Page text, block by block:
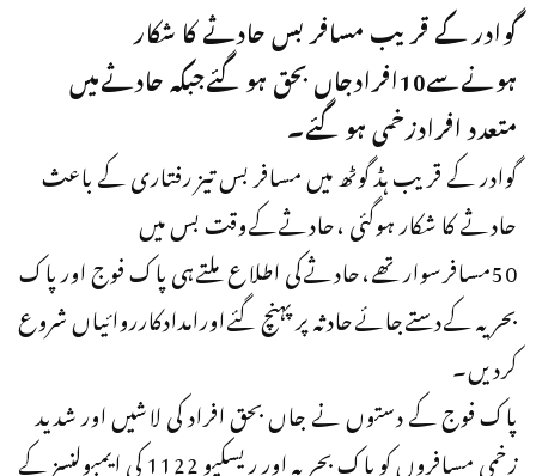
گوادر کے قریب مسافر بس حادثے کا شکار
ہونےسے10افرادجاں بحق ہوگئےجبکہ حادثےمیں
متعدد افرادزخمی ہوگئے۔
گوادر کے قریب ہڈ گوٹھ میں مسافر بس تیز رفتاری کے باعث
حادثے کا شکار ہوگئی ،حادثےکےوقت بس میں
50مسافرسوارتھے،حادثےکی اطلاع ملتےہی پاک فوج اور پاک
بحریہ کےدستےجائےحادثہ پرپہنچ گئےاورامدادکارروائیاں شروع
کردیں۔
پاک فوج کے دستوں نے جاں بحق افراد کی لاشیں اور شدید
زخمی مسافروں کو پاک بحریہ اور ریسکیو 1122 کی ایمبولنسز کے